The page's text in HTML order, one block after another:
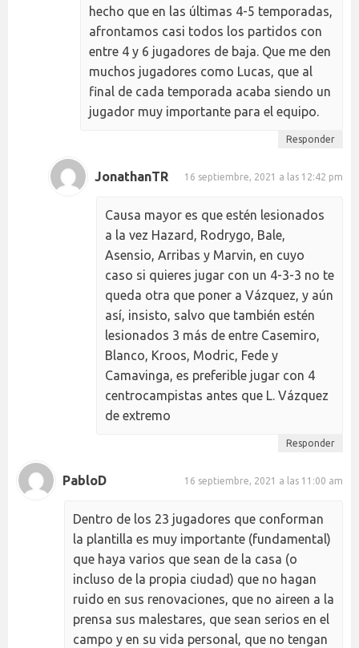
hecho que en las últimas 4-5 temporadas,
afrontamos casi todos los partidos con
entre 4 y 6 jugadores de baja. Que me den
muchos jugadores como Lucas, que al
final de cada temporada acaba siendo un
jugador muy importante para el equipo.
Responder
JonathanTR 16 septiembre, 2021 a las 12:42 pm
Causa mayor es que estén lesionados
a la vez Hazard, Rodrygo, Bale,
Asensio, Arribas y Marvin, en cuyo
caso si quieres jugar con un 4-3-3 no te
queda otra que poner a Vázquez, y aún
así, insisto, salvo que también estén
lesionados 3 más de entre Casemiro,
Blanco, Kroos, Modric, Fede y
Camavinga, es preferible jugar con 4
centrocampistas antes que L. Vázquez
de extremo
Responder
PabloD 16 septiembre, 2021 a las 11:00 am
Dentro de los 23 jugadores que conforman
la plantilla es muy importante (fundamental)
que haya varios que sean de la casa (o
incluso de la propia ciudad) que no hagan
ruido en sus renovaciones, que no aireen a la
prensa sus malestares, que sean serios en el
campo y en su vida personal, que no tengan